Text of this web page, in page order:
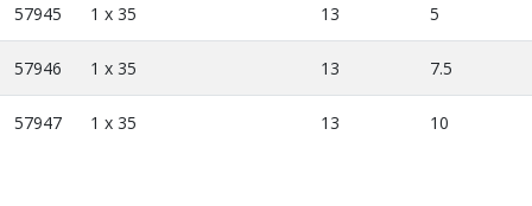
57945 1 x 35 13 5
57946 1 x 35 13 7.5
57947 1 x 35 13 10